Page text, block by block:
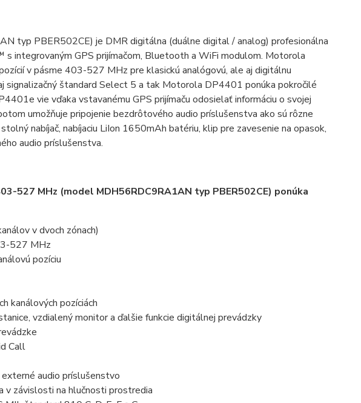
typ PBER502CE) je DMR digitálna (duálne digital / analog) profesionálna
integrovaným GPS prijímačom, Bluetooth a WiFi modulom. Motorola
v pásme 403-527 MHz pre klasickú analógovú, ale aj digitálnu
signalizačný štandard Select 5 a tak Motorola DP4401 ponúka pokročilé
vie vďaka vstavanému GPS prijímaču odosielať informáciu o svojej
umožňuje pripojenie bezdrôtového audio príslušenstva ako sú rôzne
nabíjač, nabíjaciu LiIon 1650mAh batériu, klip pre zavesenie na opasok,
audio príslušenstva.
527 MHz (model MDH56RDC9RA1AN typ PBER502CE) ponúka
v dvoch zónach)
527 MHz
pozíciu
kanálových pozíciách
vzdialený monitor a ďalšie funkcie digitálnej prevádzky
Call
audio príslušenstvo
závislosti na hlučnosti prostredia